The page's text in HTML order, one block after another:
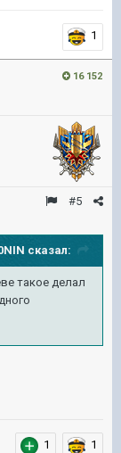
1
16 152
#5
сказал:
такое делал
1 1